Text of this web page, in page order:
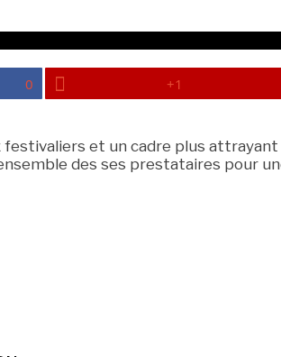
0 +1
et un cadre plus
des ses prestataires pour